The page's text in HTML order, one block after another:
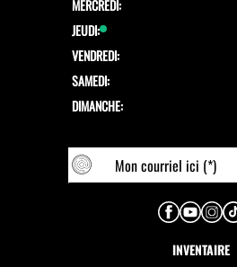
MERCREDI:
JEUDI:
VENDREDI:
SAMEDI:
DIMANCHE:
INVENTAIRE